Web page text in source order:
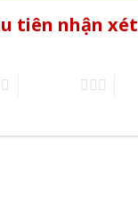
tiên nhận xét